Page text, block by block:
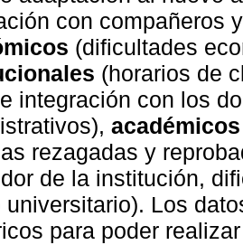
con compañeros
(dificultades
(horarios de
integración con los
académicos
rezagadas y
de la institución,
universitario). Los
para poder